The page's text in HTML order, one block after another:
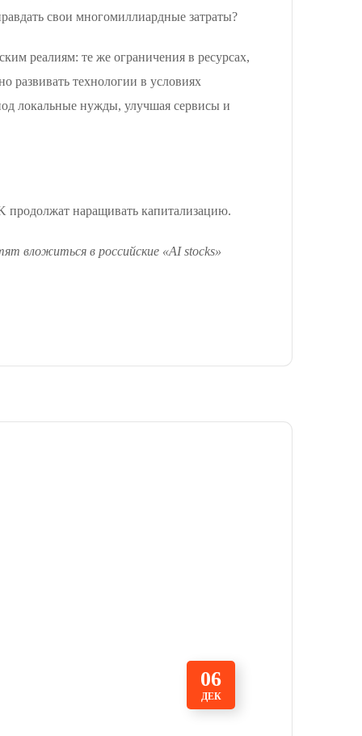
свои многомиллиардные затраты?
реалиям: те же ограничения в ресурсах,
развивать технологии в условиях
локальные нужды, улучшая сервисы и
наращивать капитализацию.
вложиться в российские «AI stocks»
06
ДЕК